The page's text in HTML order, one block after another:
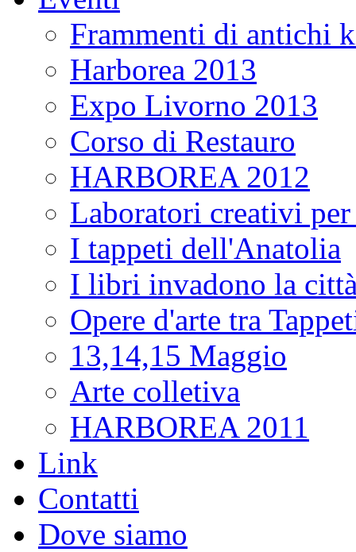
Frammenti di antichi
Harborea 2013
Expo Livorno 2013
Corso di Restauro
HARBOREA 2012
Laboratori creativi
I tappeti dell'Anatolia
I libri invadono la
Opere d'arte tra
13,14,15 Maggio
Arte colletiva
HARBOREA 2011
Link
Contatti
Dove siamo